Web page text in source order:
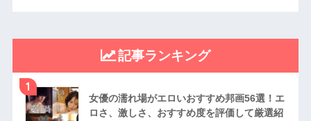
記事ランキング
1
女優の濡れ場がエロいおすすめ邦画56選！エ
ロさ、激しさ、おすすめ度を評価して厳選紹